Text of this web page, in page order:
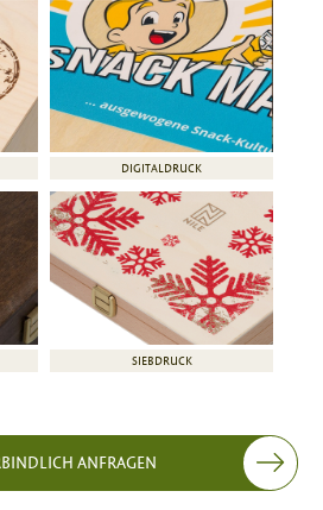
DIGITALDRUCK
SIEBDRUCK
ANFRAGEN